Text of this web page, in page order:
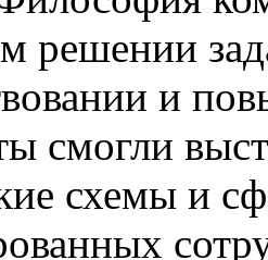
решении
и
смогли
схемы и